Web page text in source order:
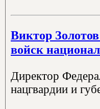
Виктор
войск
Директор
нацгвардии и